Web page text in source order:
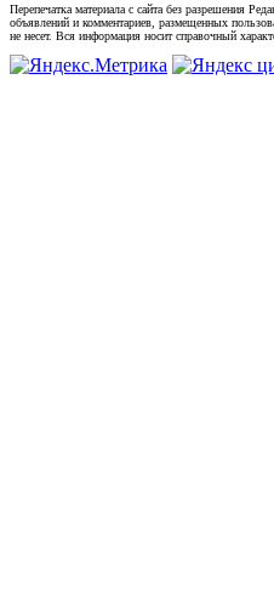
Перепечатка материала с сайта без разрешения
объявлений и комментариев, размещенных
не несет. Вся информация носит справочный